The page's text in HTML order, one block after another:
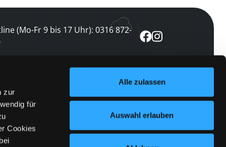
zur
für
Cookies
Alle zulassen
Auswahl erlauben
(Mo-Fr 9 bis 17 Uhr): 0316 872-
abonnieren
keine Veranstaltung verpassen
abonnieren